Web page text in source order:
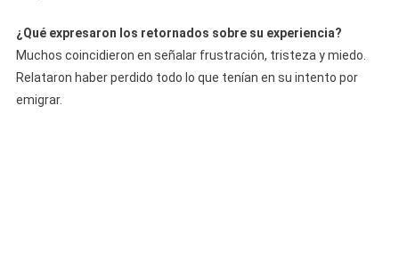
¿Qué expresaron los retornados sobre su experiencia?
Muchos coincidieron en señalar frustración, tristeza y miedo.
Relataron haber perdido todo lo que tenían en su intento por
emigrar.